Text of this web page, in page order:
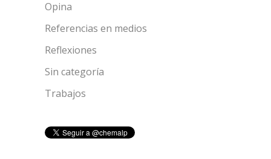
Opina
Referencias en medios
Reflexiones
Sin categoría
Trabajos